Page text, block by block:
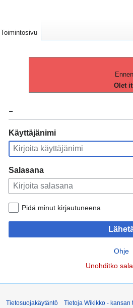
Olet
-
Siirry
navigaatioon
Siirry
hakuun
Käyttäjänimi
Salasana
Pidä minut kirjautuneena
Ohje
Unohditko
Toimintosivu
Tietosuojakäytäntö Tietoja Wikikko - kansan